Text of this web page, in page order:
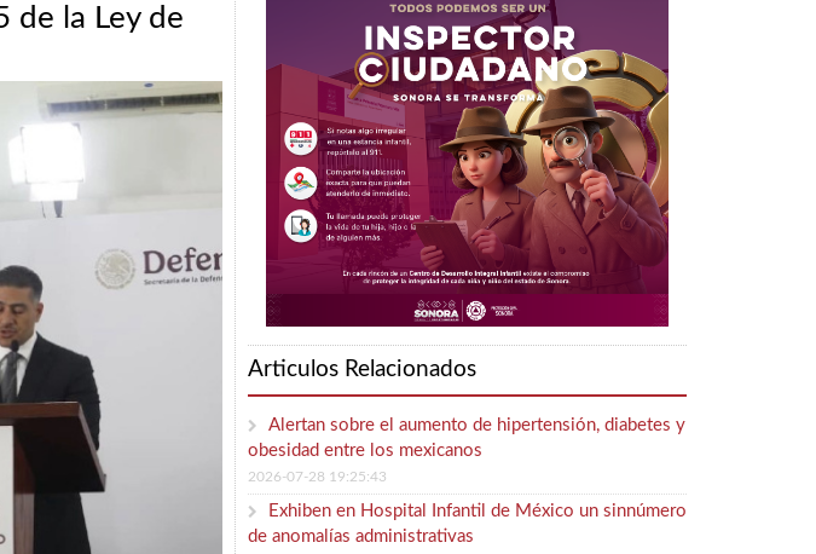
de la Ley de
Articulos Relacionados
Alertan sobre el aumento de hipertensión, diabetes y
obesidad entre los mexicanos
2026-07-28 19:25:43
Exhiben en Hospital Infantil de México un sinnúmero
de anomalías administrativas